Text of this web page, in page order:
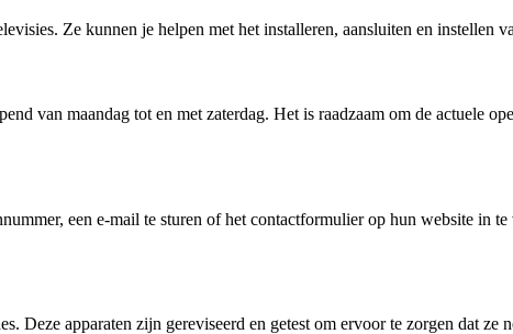
Ze kunnen je helpen met het installeren, aansluiten en instellen
van maandag tot en met zaterdag. Het is raadzaam om de actuele
een e-mail te sturen of het contactformulier op hun website in
Deze apparaten zijn gereviseerd en getest om ervoor te zorgen dat ze